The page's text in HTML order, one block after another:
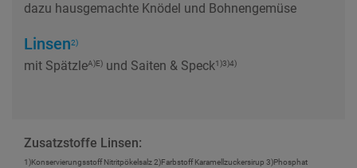
dazu hausgemachte Knödel und Bohnengemüse
Linsen2)
mit SpätzleA)E) und Saiten & Speck1)3)4)
Zusatzstoffe Linsen:
1)Konservierungsstoff Nitritpökelsalz 2)Farbstoff Karamellzuckersirup 3)Phosphat